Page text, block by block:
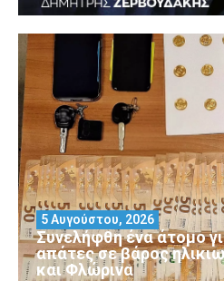
Συνελήφθη ένα άτομο
απάτες σε βάρος
και Φλώρινα
5 Αυγούστου, 2026